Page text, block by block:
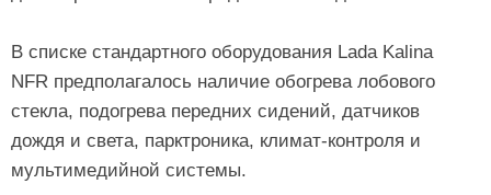
В списке стандартного оборудования Lada Kalina
NFR предполагалось наличие обогрева лобового
стекла, подогрева передних сидений, датчиков
дождя и света, парктроника, климат-контроля и
мультимедийной системы.